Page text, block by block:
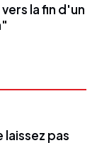
la fin d'un
laissez pas